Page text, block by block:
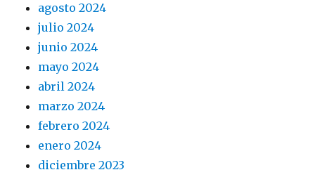
agosto 2024
julio 2024
junio 2024
mayo 2024
abril 2024
marzo 2024
febrero 2024
enero 2024
diciembre 2023